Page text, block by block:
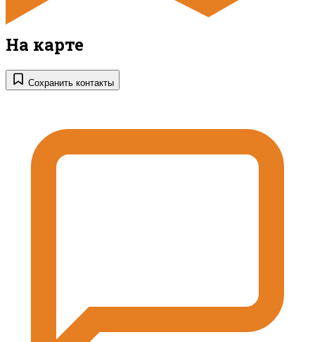
На карте
Сохранить контакты